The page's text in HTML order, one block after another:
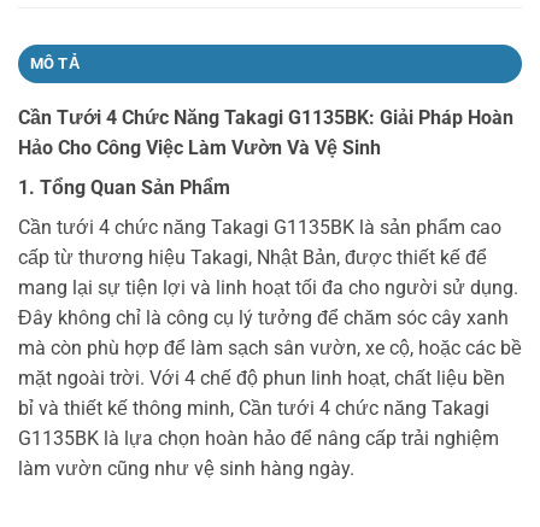
MÔ TẢ
Cần Tưới 4 Chức Năng Takagi G1135BK: Giải Pháp Hoàn
Hảo Cho Công Việc Làm Vườn Và Vệ Sinh
1. Tổng Quan Sản Phẩm
Cần tưới 4 chức năng Takagi G1135BK là sản phẩm cao
cấp từ thương hiệu Takagi, Nhật Bản, được thiết kế để
mang lại sự tiện lợi và linh hoạt tối đa cho người sử dụng.
Đây không chỉ là công cụ lý tưởng để chăm sóc cây xanh
mà còn phù hợp để làm sạch sân vườn, xe cộ, hoặc các bề
mặt ngoài trời. Với 4 chế độ phun linh hoạt, chất liệu bền
bỉ và thiết kế thông minh, Cần tưới 4 chức năng Takagi
G1135BK là lựa chọn hoàn hảo để nâng cấp trải nghiệm
làm vườn cũng như vệ sinh hàng ngày.